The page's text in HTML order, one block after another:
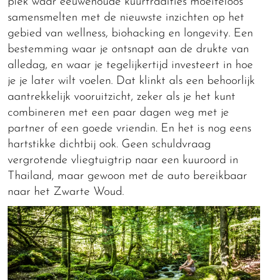
samensmelten met de nieuwste inzichten op het
gebied van wellness, biohacking en longevity. Een
bestemming waar je ontsnapt aan de drukte van
alledag, en waar je tegelijkertijd investeert in hoe
je je later wilt voelen. Dat klinkt als een behoorlijk
aantrekkelijk vooruitzicht, zeker als je het kunt
combineren met een paar dagen weg met je
partner of een goede vriendin. En het is nog eens
hartstikke dichtbij ook. Geen schuldvraag
vergrotende vliegtuigtrip naar een kuuroord in
Thailand, maar gewoon met de auto bereikbaar
naar het Zwarte Woud.